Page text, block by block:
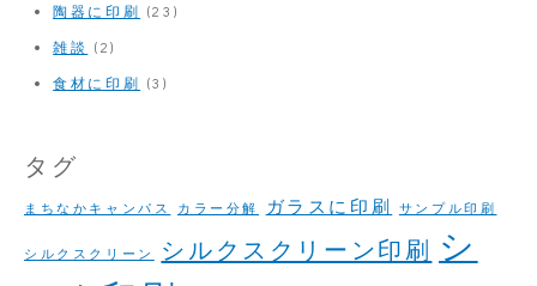
陶器に印刷 (23)
雑談 (2)
食材に印刷 (3)
タグ
まちなかキャンパス カラー分解 ガラスに印刷 サンプル印刷
シルクスクリーン シルクスクリーン印刷 シ